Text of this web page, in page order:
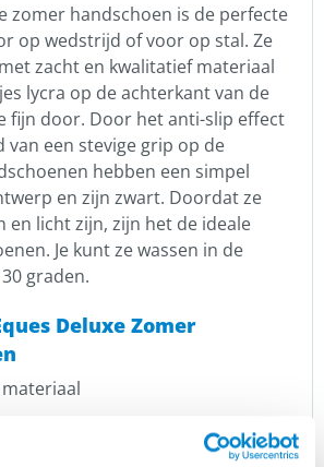
zomer handschoen is de perfecte
op wedstrijd of voor op stal. Ze
zacht en kwalitatief materiaal
lycra op de achterkant van de
fijn door. Door het anti-slip effect
van een stevige grip op de
hebben een simpel
en zijn zwart. Doordat ze
en licht zijn, zijn het de ideale
Je kunt ze wassen in de
graden.
Deluxe Zomer